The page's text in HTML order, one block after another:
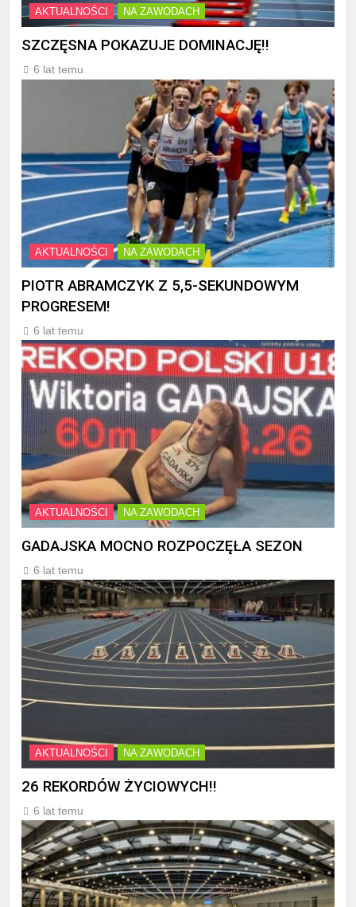
AKTUALNOŚCI NA ZAWODACH
SZCZĘSNA POKAZUJE DOMINACJĘ!!
6 lat temu
AKTUALNOŚCI NA ZAWODACH
PIOTR ABRAMCZYK Z 5,5-SEKUNDOWYM
PROGRESEM!
6 lat temu
AKTUALNOŚCI NA ZAWODACH
GADAJSKA MOCNO ROZPOCZĘŁA SEZON
6 lat temu
AKTUALNOŚCI NA ZAWODACH
26 REKORDÓW ŻYCIOWYCH!!
6 lat temu